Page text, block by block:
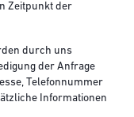
Zeitpunkt der
durch uns
der Anfrage
Telefonnummer
Informationen